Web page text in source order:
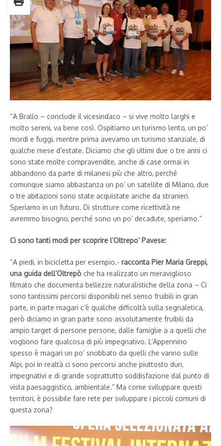
“A Brallo – conclude il vicesindaco – si vive molto larghi e
molto sereni, va bene così. Ospitiamo un turismo lento, un po’
mordi e fuggi, mentre prima avevamo un turismo stanziale, di
qualche mese d’estate. Diciamo che gli ultimi due o tre anni ci
sono state molte compravendite, anche di case ormai in
abbandono da parte di milanesi più che altro, perché
comunque siamo abbastanza un po’ un satellite di Milano, due
o tre abitazioni sono state acquistate anche da stranieri.
Speriamo in un futuro. Di strutture come ricettività ne
avremmo bisogno, perché sono un po’ decadute, speriamo.”
Ci sono tanti modi per scoprire l’Oltrepo’ Pavese:
“A piedi, in bicicletta per esempio.- racconta Pier Maria Greppi,
una guida dell’Oltrepò che ha realizzato un meraviglioso
filmato che documenta bellezze naturalistiche della zona – Ci
sono tantissimi percorsi disponibili nel senso fruibili in gran
parte, in parte magari c’è qualche difficoltà sulla segnaletica,
però diciamo in gran parte sono assolutamente fruibili da
ampio target di persone persone, dalle famiglie a a quelli che
vogliono fare qualcosa di più impegnativo. L’Appennino
spesso è magari un po’ snobbato da quelli che vanno sulle
Alpi, poi in realtà ci sono percorsi anche piuttosto duri,
impegnativi e di grande soprattutto soddisfazione dal punto di
vista paesaggistico, ambientale.” Ma come sviluppare questi
territori, è possibile fare rete per sviluppare i piccoli comuni di
questa zona?